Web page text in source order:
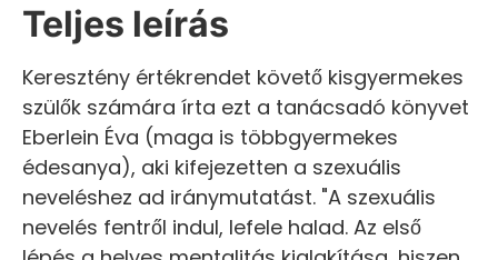
Teljes leírás
Keresztény értékrendet követő kisgyermekes
szülők számára írta ezt a tanácsadó könyvet
Eberlein Éva (maga is többgyermekes
édesanya), aki kifejezetten a szexuális
neveléshez ad iránymutatást. "A szexuális
nevelés fentről indul, lefele halad. Az első